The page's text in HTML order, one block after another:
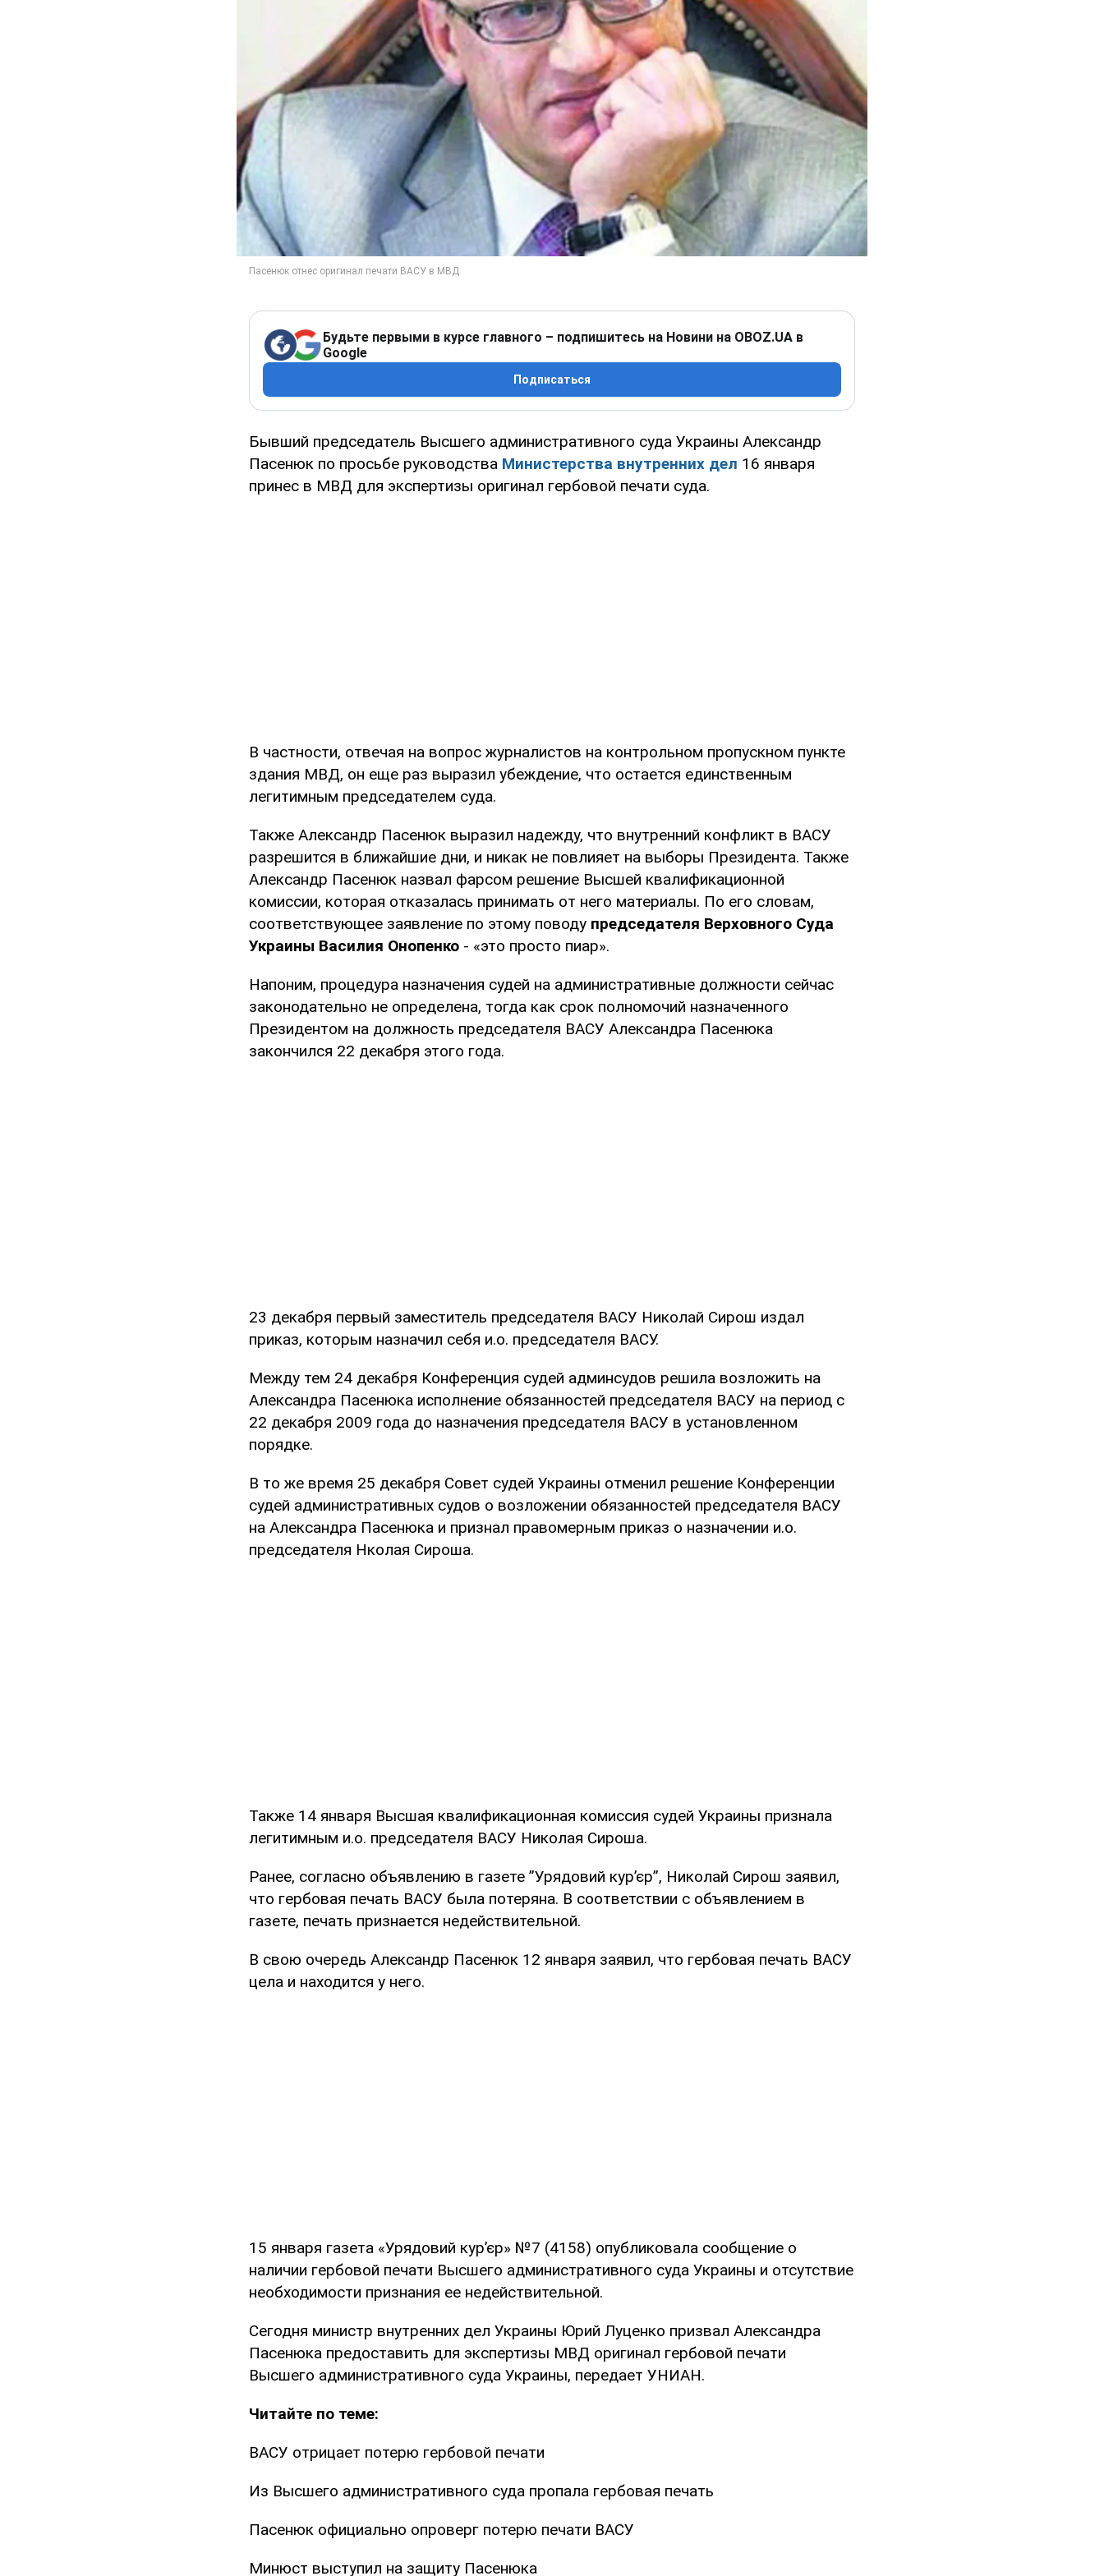
Будьте первыми в курсе главного – подпишитесь на Новини на OBOZ.UA в
Google
Подписаться
Бывший председатель Высшего административного суда Украины Александр
Пасенюк по просьбе руководства Министерства внутренних дел 16 января
принес в МВД для экспертизы оригинал гербовой печати суда.
В частности, отвечая на вопрос журналистов на контрольном пропускном пункте
здания МВД, он еще раз выразил убеждение, что остается единственным
легитимным председателем суда.
Также Александр Пасенюк выразил надежду, что внутренний конфликт в ВАСУ
разрешится в ближайшие дни, и никак не повлияет на выборы Президента. Также
Александр Пасенюк назвал фарсом решение Высшей квалификационной
комиссии, которая отказалась принимать от него материалы. По его словам,
соответствующее заявление по этому поводу председателя Верховного Суда
Украины Василия Онопенко - «это просто пиар».
Напоним, процедура назначения судей на административные должности сейчас
законодательно не определена, тогда как срок полномочий назначенного
Президентом на должность председателя ВАСУ Александра Пасенюка
закончился 22 декабря этого года.
23 декабря первый заместитель председателя ВАСУ Николай Сирош издал
приказ, которым назначил себя и.о. председателя ВАСУ.
Между тем 24 декабря Конференция судей админсудов решила возложить на
Александра Пасенюка исполнение обязанностей председателя ВАСУ на период с
22 декабря 2009 года до назначения председателя ВАСУ в установленном
порядке.
В то же время 25 декабря Совет судей Украины отменил решение Конференции
судей административных судов о возложении обязанностей председателя ВАСУ
на Александра Пасенюка и признал правомерным приказ о назначении и.о.
председателя Нколая Сироша.
Также 14 января Высшая квалификационная комиссия судей Украины признала
легитимным и.о. председателя ВАСУ Николая Сироша.
Ранее, согласно объявлению в газете ”Урядовий кур’єр”, Николай Сирош заявил,
что гербовая печать ВАСУ была потеряна. В соответствии с объявлением в
газете, печать признается недействительной.
В свою очередь Александр Пасенюк 12 января заявил, что гербовая печать ВАСУ
цела и находится у него.
15 января газета «Урядовий кур’єр» №7 (4158) опубликовала сообщение о
наличии гербовой печати Высшего административного суда Украины и отсутствие
необходимости признания ее недействительной.
Сегодня министр внутренних дел Украины Юрий Луценко призвал Александра
Пасенюка предоставить для экспертизы МВД оригинал гербовой печати
Высшего административного суда Украины, передает УНИАН.
Читайте по теме:
ВАСУ отрицает потерю гербовой печати
Из Высшего административного суда пропала гербовая печать
Пасенюк официально опроверг потерю печати ВАСУ
Минюст выступил на защиту Пасенюка